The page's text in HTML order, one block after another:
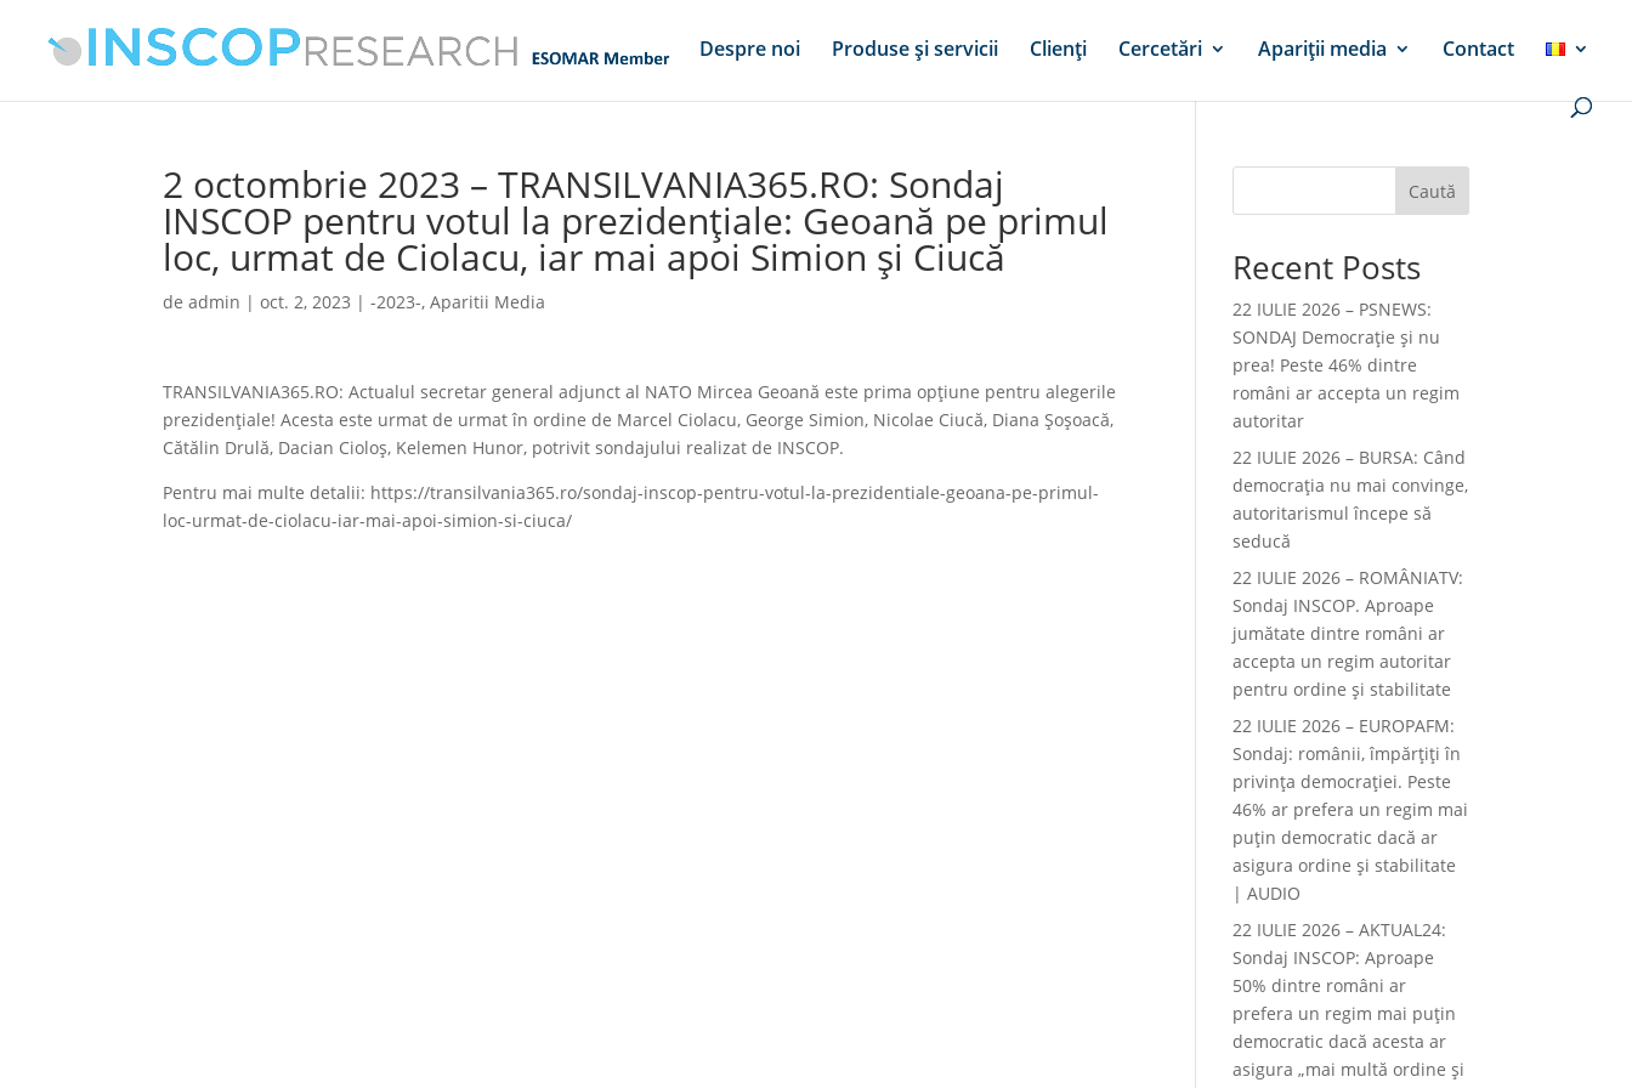
Despre noi Produse și servicii Clienți Cercetări Apariții media Contact
2 octombrie 2023 – TRANSILVANIA365.RO: Sondaj
INSCOP pentru votul la prezidenţiale: Geoană pe primul
loc, urmat de Ciolacu, iar mai apoi Simion și Ciucă
deadmin |oct. 2, 2023 |-2023-,Aparitii Media
TRANSILVANIA365.RO: Actualul secretar general adjunct al NATO Mircea Geoană este prima opţiune pentru alegerile
prezidenţiale! Acesta este urmat de urmat în ordine de Marcel Ciolacu, George Simion, Nicolae Ciucă, Diana Şoşoacă,
Cătălin Drulă, Dacian Cioloş, Kelemen Hunor, potrivit sondajului realizat de INSCOP.
Pentru mai multe detalii: https://transilvania365.ro/sondaj-inscop-pentru-votul-la-prezidentiale-geoana-pe-primul-
loc-urmat-de-ciolacu-iar-mai-apoi-simion-si-ciuca/
Caută
Recent Posts
22 IULIE 2026 – PSNEWS:
SONDAJ Democrație și nu
prea! Peste 46% dintre
români ar accepta un regim
autoritar
22 IULIE 2026 – BURSA: Când
democraţia nu mai convinge,
autoritarismul începe să
seducă
22 IULIE 2026 – ROMÂNIATV:
Sondaj INSCOP. Aproape
jumătate dintre români ar
accepta un regim autoritar
pentru ordine și stabilitate
22 IULIE 2026 – EUROPAFM:
Sondaj: românii, împărțiți în
privința democrației. Peste
46% ar prefera un regim mai
puțin democratic dacă ar
asigura ordine și stabilitate
| AUDIO
22 IULIE 2026 – AKTUAL24:
Sondaj INSCOP: Aproape
50% dintre români ar
prefera un regim mai puțin
democratic dacă acesta ar
asigura „mai multă ordine și